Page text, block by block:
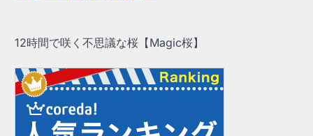
12時間で咲く不思議な桜【Magic桜】